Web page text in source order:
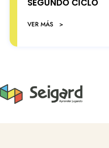
SEGUNDO CICLO
VER MÁS >